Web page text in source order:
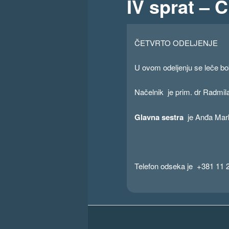
IV sprat –
ČETVRTO ODELJENJE
U ovom odeljenju se leče
Načelnik je prim. dr
Glavna sestra je Anđa
Telefon odseka je +381 11